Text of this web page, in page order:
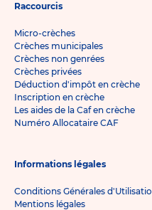
Raccourcis
Micro-crèches
Crèches municipales
Crèches non genrées
Crèches privées
Déduction d'impôt en crèche
Inscription en crèche
Les aides de la Caf en crèche
Numéro Allocataire CAF
Informations légales
Conditions Générales
Mentions légales